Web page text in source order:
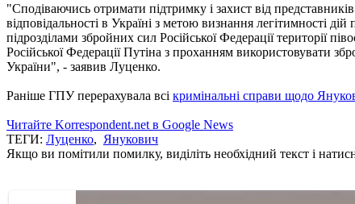
"Сподіваючись отримати підтримку і захист від
відповідальності в Україні з метою визнання легітимності
підрозділами збройних сил Російської Федерації території
Російської Федерації Путіна з проханням використовувати
України", - заявив Луценко.
Раніше ГПУ перерахувала всі кримінальні справи щодо
Читайте Korrespondent.net в Google News
ТЕГИ: Луценко, Янукович
Якщо ви помітили помилку, виділіть необхідний текст і